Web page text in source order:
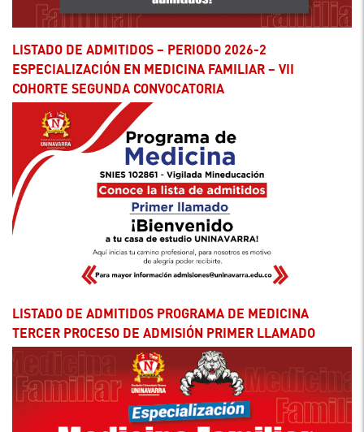
LISTADO DE ADMITIDOS – PERIODO 2026-2
ESPECIALIZACIÓN EN MEDICINA FAMILIAR – VII
COHORTE SEGUNDA CONVOCATORIA
LISTADO DE ADMITIDOS PROGRAMA DE MEDICINA
TERCER PROCESO DE ADMISIÓN PRIMER LLAMADO